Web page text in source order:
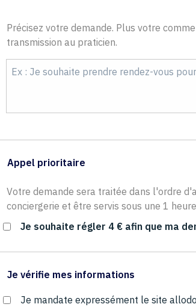
Précisez votre demande. Plus votre
transmission au praticien.
Appel prioritaire
Votre demande sera traitée dans l'ordre
conciergerie et être servis sous une 1
Je souhaite régler 4 € afin que ma
Je vérifie mes informations
Je mandate expressément le site